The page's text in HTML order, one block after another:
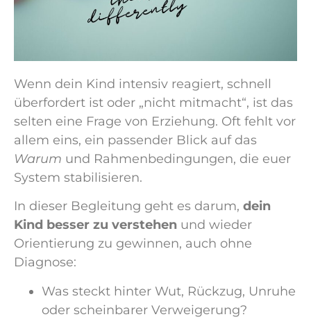
Wenn dein Kind intensiv reagiert, schnell
überfordert ist oder „nicht mitmacht“, ist das
selten eine Frage von Erziehung. Oft fehlt vor
allem eins, ein passender Blick auf das
Warum und Rahmenbedingungen, die euer
System stabilisieren.
In dieser Begleitung geht es darum, dein
Kind besser zu verstehen und wieder
Orientierung zu gewinnen, auch ohne
Diagnose:
Was steckt hinter Wut, Rückzug, Unruhe
oder scheinbarer Verweigerung?